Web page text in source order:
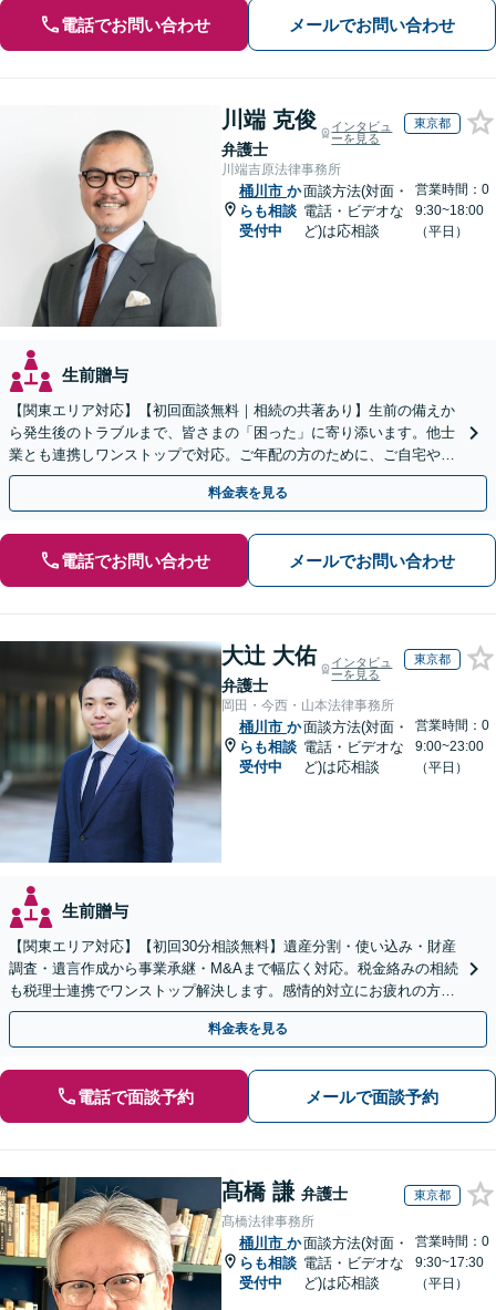
電話でお問い合わせ メールでお問い合わせ
川端 克俊
弁護士
インタビュ
ーを見る
東京都
川端吉原法律事務所
桶川市 か
らも相談
受付中
面談方法(対面・
電話・ビデオな
ど)は応相談
営業時間：0
9:30~18:00
（平日）
生前贈与
【関東エリア対応】【初回面談無料｜相続の共著あり】生前の備えか
ら発生後のトラブルまで、皆さまの「困った」に寄り添います。他士
業とも連携しワンストップで対応。ご年配の方のために、ご自宅やご
近所への出張相談も実施【秘密厳守｜休日・夜間相談可】
料金表を見る
電話でお問い合わせ メールでお問い合わせ
大辻 大佑
弁護士
インタビュ
ーを見る
東京都
岡田・今西・山本法律事務所
桶川市 か
らも相談
受付中
面談方法(対面・
電話・ビデオな
ど)は応相談
営業時間：0
9:00~23:00
（平日）
生前贈与
【関東エリア対応】【初回30分相談無料】遺産分割・使い込み・財産
調査・遺言作成から事業承継・M&Aまで幅広く対応。税金絡みの相続
も税理士連携でワンストップ解決します。感情的対立にお疲れの方や
紛争予防をご検討の方も、お気軽にご相談ください。
料金表を見る
電話で面談予約 メールで面談予約
髙橋 謙 弁護士 東京都
髙橋法律事務所
桶川市 か
らも相談
受付中
面談方法(対面・
電話・ビデオな
ど)は応相談
営業時間：0
9:30~17:30
（平日）